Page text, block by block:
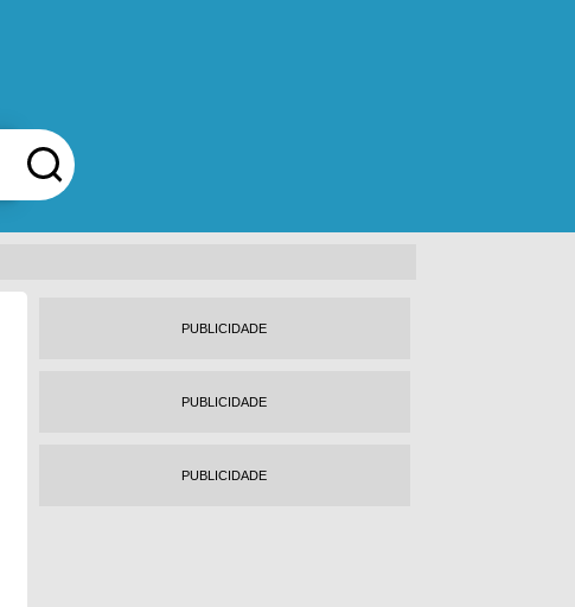
PUBLICIDADE
PUBLICIDADE
PUBLICIDADE